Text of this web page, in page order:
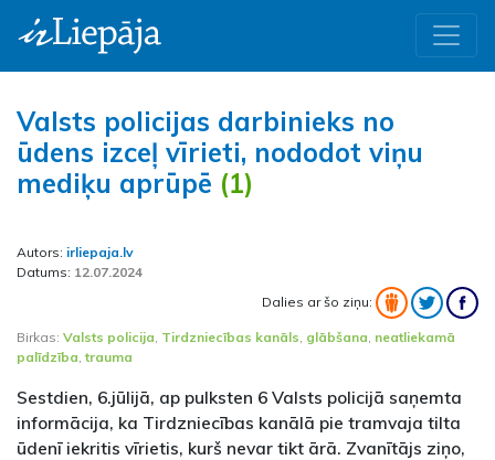
Valsts policijas darbinieks no
ūdens izceļ vīrieti, nododot viņu
mediķu aprūpē (1)
Autors: irliepaja.lv
Datums: 12.07.2024
Dalies ar šo ziņu:
Birkas: Valsts policija Tirdzniecības kanāls glābšana neatliekamā
palīdzība ,trauma
Sestdien, 6.jūlijā, ap pulksten 6 Valsts policijā saņemta
informācija, ka Tirdzniecības kanālā pie tramvaja tilta
ūdenī iekritis vīrietis, kurš nevar tikt ārā. Zvanītājs ziņo,